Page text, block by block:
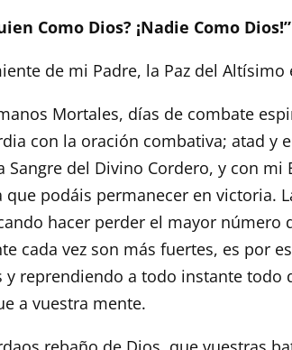
Como Dios? ¡Nadie Como Dios!”
de mi Padre, la Paz del
Mortales, días de combate
con la oración combativa; atad y
Sangre del Divino Cordero, y con mi
que podáis permanecer en victoria.
hacer perder el mayor número
cada vez son más fuertes, es por
y reprendiendo a todo instante
a vuestra mente.